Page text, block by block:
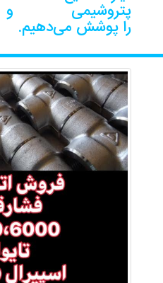
پتروشیمی و
را پوشش می‌دهیم.